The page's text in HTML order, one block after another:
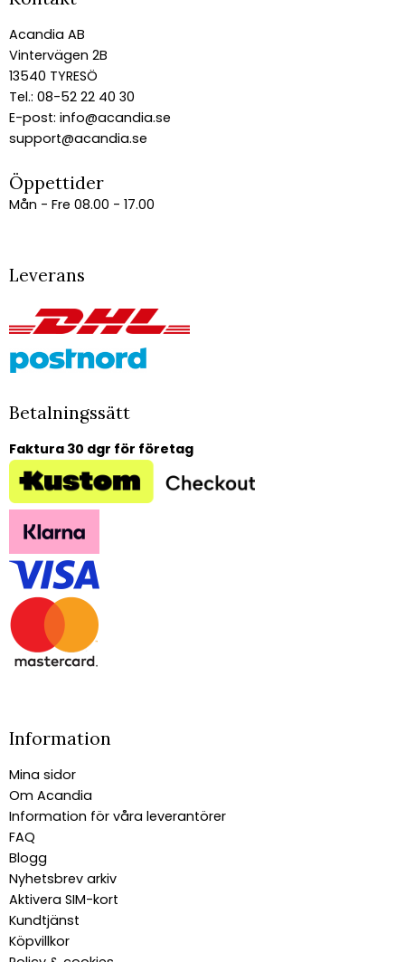
Acandia AB
Vintervägen 2B
13540 TYRESÖ
Tel.: 08-52 22 40 30
E-post: info@acandia.se
support@acandia.se
Öppettider
Mån - Fre 08.00 - 17.00
Leverans
Betalningssätt
Faktura 30 dgr för företag
Information
Mina sidor
Om Acandia
Information för våra leverantörer
FAQ
Blogg
Nyhetsbrev arkiv
Aktivera SIM-kort
Kundtjänst
Köpvillkor